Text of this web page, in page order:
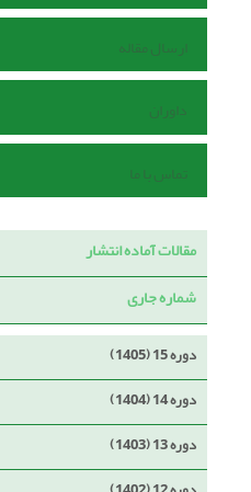
ارسال مقاله
داوران
تماس با ما
مقالات آماده انتشار
شماره جاری
دوره 15 (1405)
دوره 14 (1404)
دوره 13 (1403)